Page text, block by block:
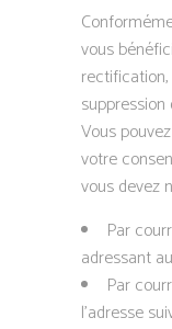
vous
Vous
votre
vous devez
Par
adressant
Par
l’adresse